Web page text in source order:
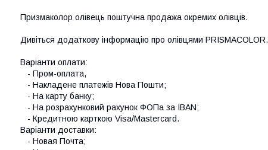
Призмаколор олівець поштучна продажа окремих олівців.
Дивіться додаткову інформацію про олівцями PRISMACOLOR.
Варіанти оплати:
- Пром-оплата,
- Накладене платежів Нова Пошти;
- На карту банку;
- На розрахунковий рахунок ФОПа за IBAN;
- Кредитною карткою Visa/Mastercard.
Варіанти доставки:
- Новая Почта;